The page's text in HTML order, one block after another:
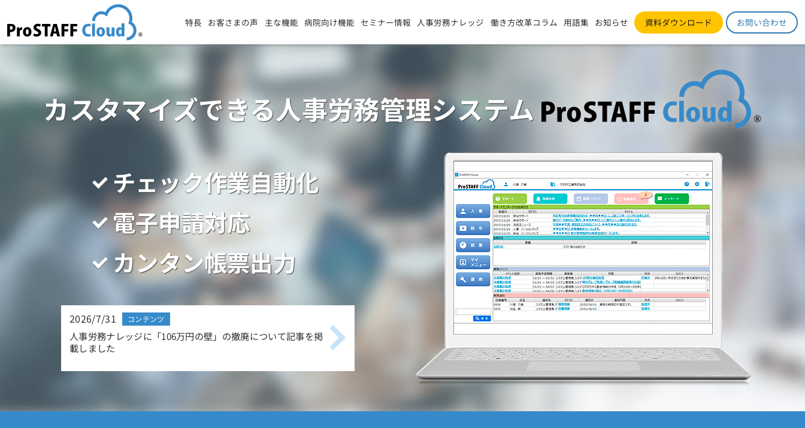
特長 お客さまの声 主な機能 病院向け機能 セミナー情報 人事労務ナレッジ 働き方改革コラム 用語集 お知らせ 資料ダウンロード お問い合わせ
カスタマイズできる人事労務管理システム
チェック作業自動化
電子申請対応
カンタン帳票出力
2026/7/31 コンテンツ
人事労務ナレッジに「106万円の壁」の撤廃について記事を掲
載しました
人事労務ナレッジに看護師の採用単価について記事を掲載し
2026/7/27
人事労務ナレッジに公益通報者保
載しました